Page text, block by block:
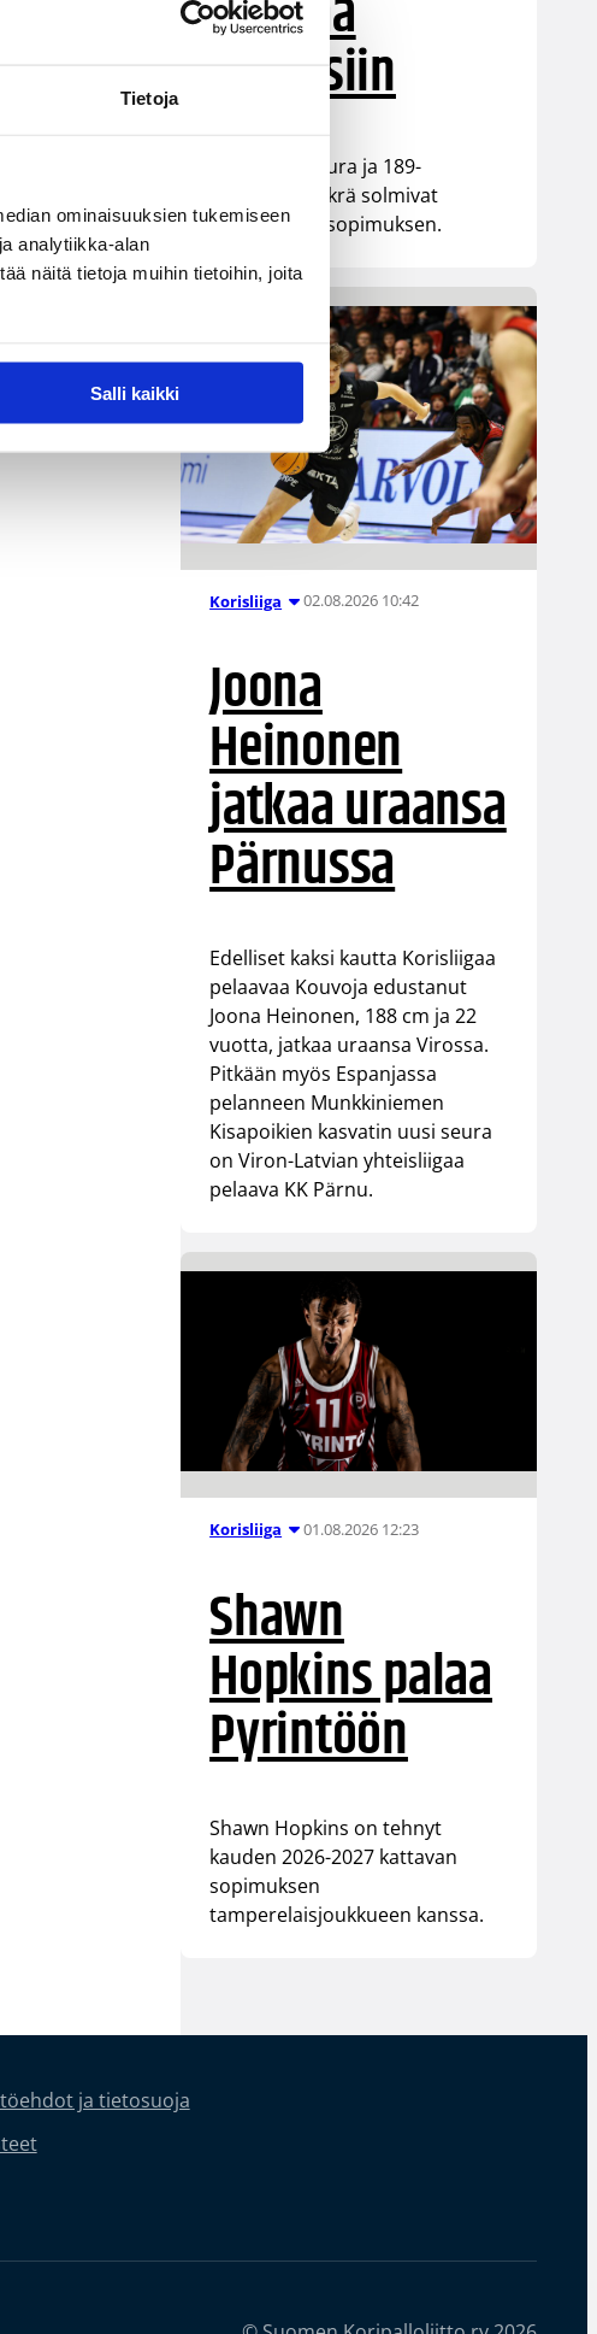
Tietoja
ominaisuuksien tukemiseen
analytiikka-alan
näitä tietoja muihin tietoihin, joita
Salli kaikki
Bisonsiin
Loimaalaisseura ja 189-
senttinen Mykrä solmivat
yksivuotisen sopimuksen.
Korisliiga 02.08.2026 10:42
Joona
Heinonen
jatkaa uraansa
Pärnussa
Edelliset kaksi kautta Korisliigaa
pelaavaa Kouvoja edustanut
Joona Heinonen, 188 cm ja 22
vuotta, jatkaa uraansa Virossa.
Pitkään myös Espanjassa
pelanneen Munkkiniemen
Kisapoikien kasvatin uusi seura
on Viron-Latvian yhteisliigaa
pelaava KK Pärnu.
Korisliiga 01.08.2026 12:23
Shawn
Hopkins palaa
Pyrintöön
Shawn Hopkins on tehnyt
kauden 2026-2027 kattavan
sopimuksen
tamperelaisjoukkueen kanssa.
ja tietosuoja